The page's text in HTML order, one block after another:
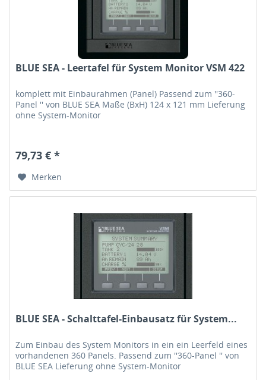
BLUE SEA - Leertafel für System Monitor VSM 422
komplett mit Einbaurahmen (Panel) Passend zum ''360-
Panel '' von BLUE SEA Maße (BxH) 124 x 121 mm Lieferung
ohne System-Monitor
79,73 € *
Merken
BLUE SEA - Schalttafel-Einbausatz für System...
Zum Einbau des System Monitors in ein ein Leerfeld eines
vorhandenen 360 Panels. Passend zum ''360-Panel '' von
BLUE SEA Lieferung ohne System-Monitor